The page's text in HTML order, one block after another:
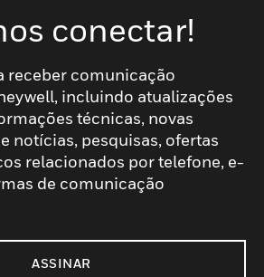
conectar!
receber comunicação
incluindo atualizações
técnicas, novas
notícias, pesquisas, ofertas
relacionados por telefone, e-
de comunicação
ASSINAR